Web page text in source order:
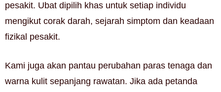
pesakit. Ubat dipilih khas untuk setiap individu
mengikut corak darah, sejarah simptom dan keadaan
fizikal pesakit.
Kami juga akan pantau perubahan paras tenaga dan
warna kulit sepanjang rawatan. Jika ada petanda